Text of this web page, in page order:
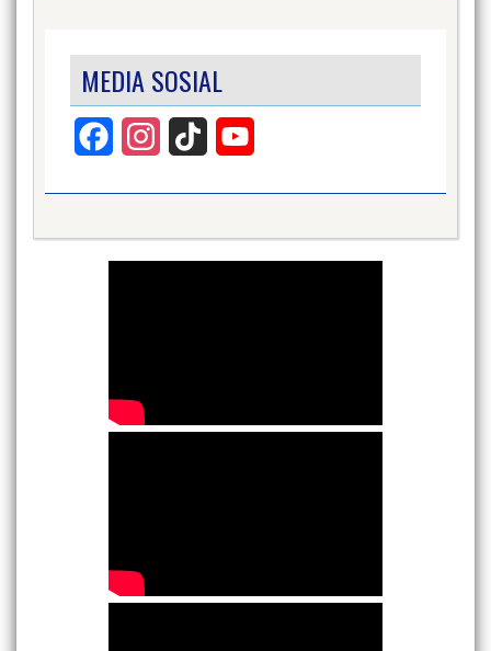
MEDIA SOSIAL
Facebook InstagramTikTok